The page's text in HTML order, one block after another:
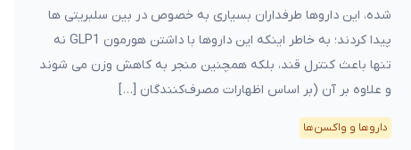
شده، این داروها طرفداران بسیاری به خصوص در بین سلبریتی ها
پیدا کردند؛ به خاطر اینکه این داروها با داشتن هورمون GLP1 نه
تنها باعث کنترل قند، بلکه همچنین منجر به کاهش وزن می شوند
و علاوه بر آن (بر اساس اظهارات مصرف‌کنندگان […]
دارو‌ها و واکسن‌ها